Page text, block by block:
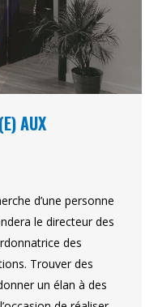
AUX
d’une personne
le directeur des
des
Trouver des
un élan à des